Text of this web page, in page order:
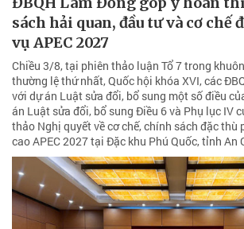
sách hải quan, đầu tư và cơ chế
vụ APEC 2027
Chiều 3/8, tại phiên thảo luận Tổ 7 trong
thường lệ thứ nhất, Quốc hội khóa XVI, các
với dự án Luật sửa đổi, bổ sung một số điều
án Luật sửa đổi, bổ sung Điều 6 và Phụ lục IV
thảo Nghị quyết về cơ chế, chính sách đặc thù
cao APEC 2027 tại Đặc khu Phú Quốc, tỉnh An